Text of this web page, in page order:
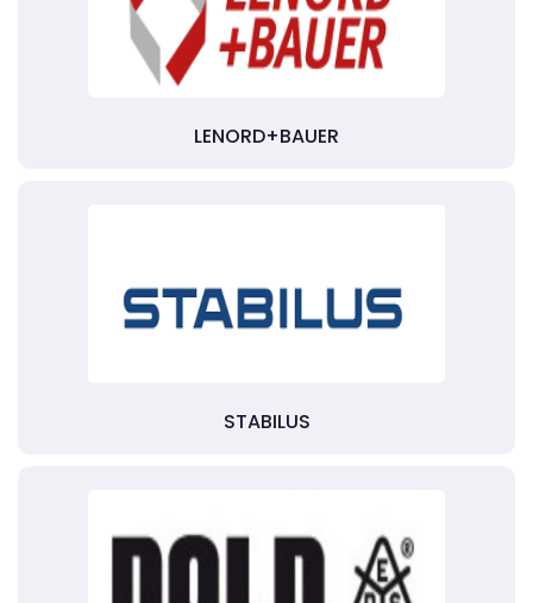
LENORD+BAUER
STABILUS